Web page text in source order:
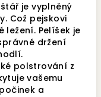
je vyplněný
Což pejskovi
ležení. Pelíšek je
držení
polstrování z
vašemu
a